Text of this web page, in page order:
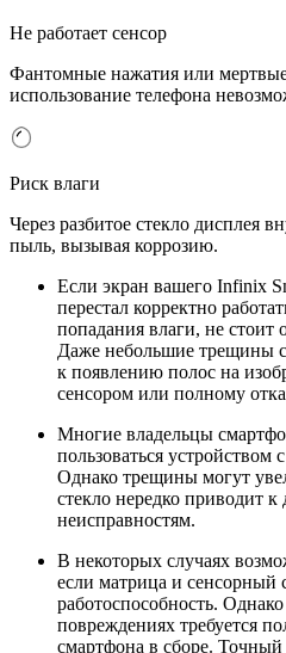
Не работает сенсор
Фантомные нажатия или
использование телефона
Риск влаги
Через разбитое стекло дисплея
пыль, вызывая коррозию.
Если экран вашего Infinix
перестал корректно
попадания влаги, не стоит
Даже небольшие трещины
к появлению полос на
сенсором или полному
Многие владельцы
пользоваться
Однако трещины могут
стекло нередко приводит
неисправностям.
В некоторых случаях
если матрица и сенсорный
работоспособность.
повреждениях требуется
смартфона в сборе. Точный